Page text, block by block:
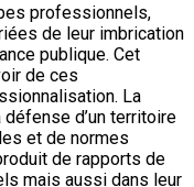
professionnels,
de leur imbrication
publique. Cet
de ces
La
d’un territoire
et de normes
de rapports de
mais aussi dans leur